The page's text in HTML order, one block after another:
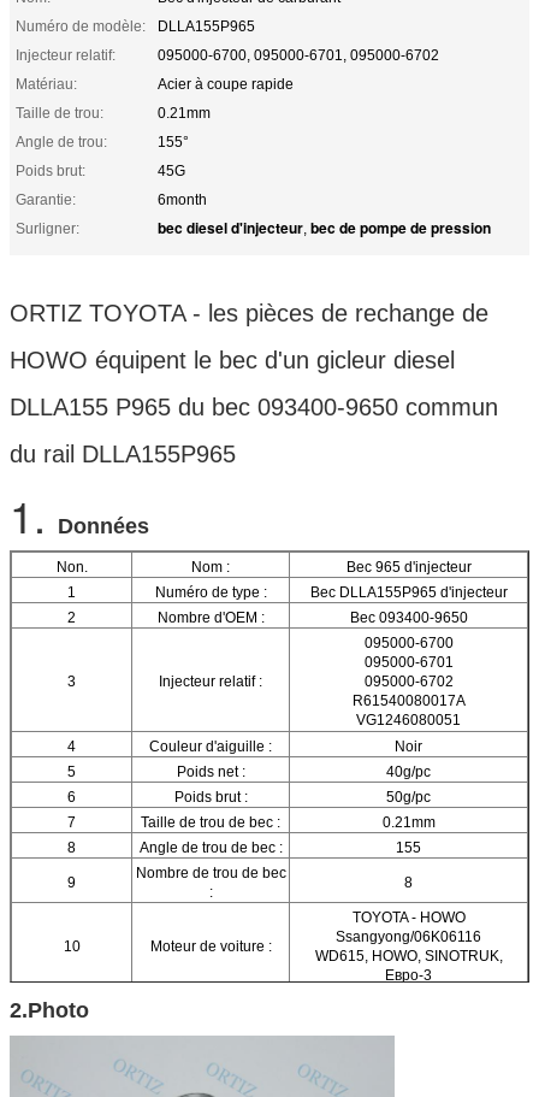
Numéro de modèle:
DLLA155P965
Injecteur relatif:
095000-6700, 095000-6701, 095000-6702
Matériau:
Acier à coupe rapide
Taille de trou:
0.21mm
Angle de trou:
155°
Poids brut:
45G
Garantie:
6month
Surligner:
bec diesel d'injecteur, bec de pompe de pression
ORTIZ TOYOTA - les pièces de rechange de
HOWO équipent le bec d'un gicleur diesel
DLLA155 P965 du bec 093400-9650 commun
du rail DLLA155P965
1. Données
Non. Nom :
Bec 965 d'injecteur
1
Numéro de type :
Bec DLLA155P965 d'injecteur
2
Nombre d'OEM : Bec 093400-9650
3 Injecteur relatif :
095000-6700
095000-6701
095000-6702
R61540080017A
VG1246080051
4
Couleur d'aiguille :
Noir
5
Poids net :
40g/pc
6
Poids brut :
50g/pc
7
Taille de trou de bec :
0.21mm
8
Angle de trou de bec : 155
9
Nombre de trou de bec
:
8
10 Moteur de voiture :
TOYOTA - HOWO
Ssangyong/06K06116
WD615, HOWO, SINOTRUK,
Евро-3
11
2.Photo